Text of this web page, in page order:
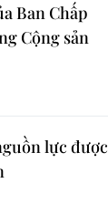
Ban Chấp
Cộng sản
lực được